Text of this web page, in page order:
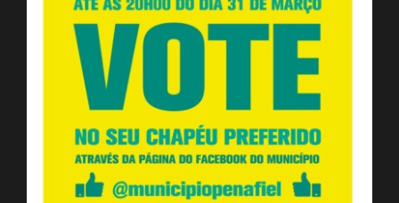
CONTACTOS